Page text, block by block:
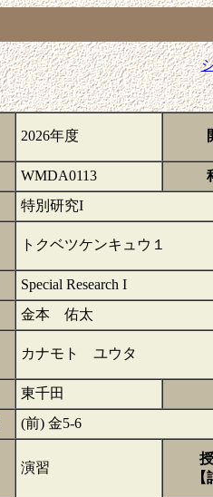
2026年度
WMDA0113
特別研究I
トクベツケンキュウ１
Special Research I
金本 佑太
カナモト ユウタ
東千田
(前) 金5-6
演習